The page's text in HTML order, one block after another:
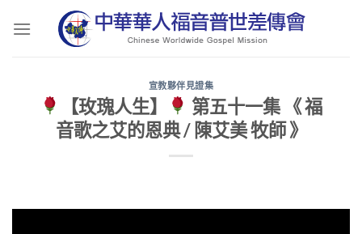
宣教夥伴見證集
【玫瑰人生】
第五十一集 《 福
音歌之艾的恩典 / 陳艾美 牧師 》